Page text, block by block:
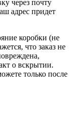
через почту
адрес придет
коробки (не
что заказ не
о вскрытии.
только после